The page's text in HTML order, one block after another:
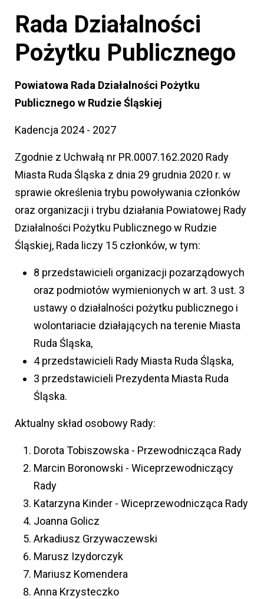
Rada Działalności
Pożytku Publicznego
Powiatowa Rada Działalności Pożytku
Publicznego w Rudzie Śląskiej
Kadencja 2024 - 2027
Zgodnie z Uchwałą nr PR.0007.162.2020 Rady
Miasta Ruda Śląska z dnia 29 grudnia 2020 r. w
sprawie określenia trybu powoływania członków
oraz organizacji i trybu działania Powiatowej Rady
Działalności Pożytku Publicznego w Rudzie
Śląskiej, Rada liczy 15 członków, w tym:
8 przedstawicieli organizacji pozarządowych
oraz podmiotów wymienionych w art. 3 ust. 3
ustawy o działalności pożytku publicznego i
wolontariacie działających na terenie Miasta
Ruda Śląska,
4 przedstawicieli Rady Miasta Ruda Śląska,
3 przedstawicieli Prezydenta Miasta Ruda
Śląska.
Aktualny skład osobowy Rady:
Dorota Tobiszowska - Przewodnicząca Rady
Marcin Boronowski - Wiceprzewodniczący
Rady
Katarzyna Kinder - Wiceprzewodnicząca Rady
Joanna Golicz
Arkadiusz Grzywaczewski
Marusz Izydorczyk
Mariusz Komendera
Anna Krzysteczko